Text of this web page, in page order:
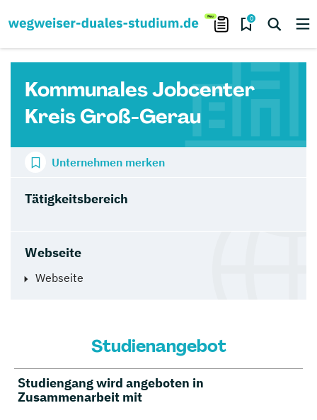
0
Kommunales Jobcenter
Kreis Groß-Gerau
Tätigkeitsbereich
Webseite
Webseite
Unternehmen merken
Studienangebot
Studiengang wird angeboten in
Zusammenarbeit mit